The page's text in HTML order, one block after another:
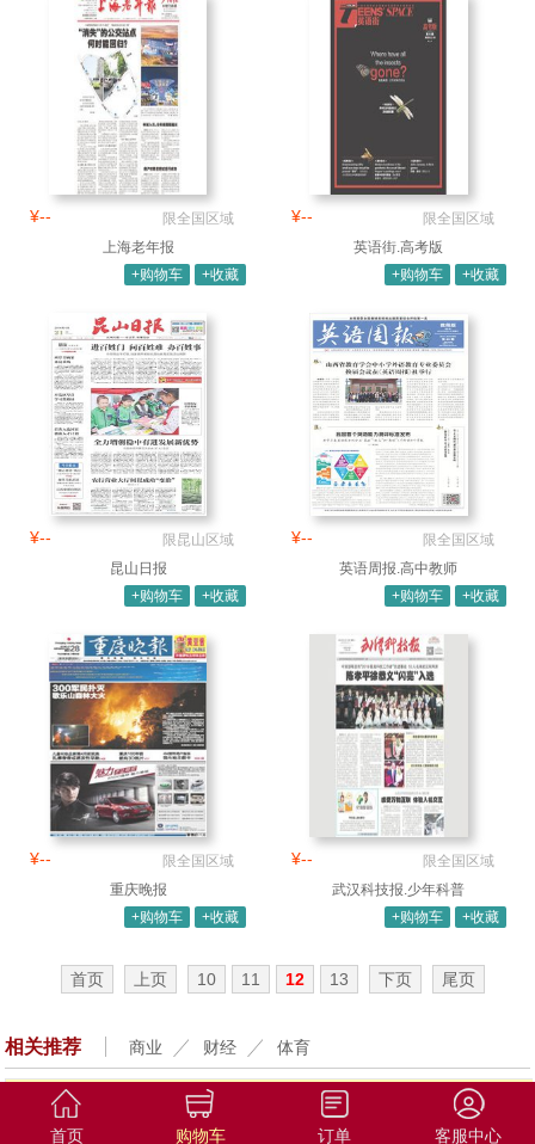
¥--
限全国区域
上海老年报
+购物车
+收藏
¥--
限全国区域
英语街.高考版
+购物车
+收藏
¥--
限昆山区域
昆山日报
+购物车
+收藏
¥--
限全国区域
英语周报.高中教师
+购物车
+收藏
¥--
限全国区域
重庆晚报
+购物车
+收藏
¥--
限全国区域
武汉科技报.少年科普
+购物车
+收藏
首页 上页 10 11 12 13 下页 尾页
相关推荐 商业 财经 体育
首页 购物车 订单 客服中心